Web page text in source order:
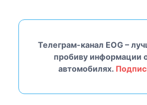
Телеграм-канал EOG –
пробиву информации
автомобилях.